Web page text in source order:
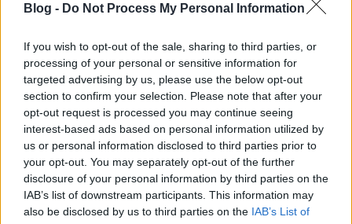
Blog - Do Not Process My Personal Information
If you wish to opt-out of the sale, sharing to third parties, or
processing of your personal or sensitive information for
targeted advertising by us, please use the below opt-out
section to confirm your selection. Please note that after your
opt-out request is processed you may continue seeing
interest-based ads based on personal information utilized by
us or personal information disclosed to third parties prior to
your opt-out. You may separately opt-out of the further
disclosure of your personal information by third parties on the
IAB’s list of downstream participants. This information may
also be disclosed by us to third parties on the IAB’s List of
Kör alakú világtérkép al-IdrísziA vágyakozónak
gyönyörködtetése – A világtájak átszelésecímű
könyvéből